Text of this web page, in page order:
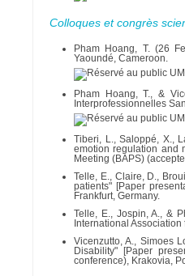
Colloques et congrès
Pham Hoang, T. (26
Yaoundé, Cameroon.
Pham Hoang, T., &
Interprofessionnelles
Tiberi, L., Saloppé, X.,
emotion regulation and
Meeting (BAPS)
Telle, E., Claire, D.,
patients" [Paper
Frankfurt, Germany.
Telle, E., Jospin, A., &
International
Vicenzutto, A., Simoes
Disability" [Paper
conference), Krakovia,